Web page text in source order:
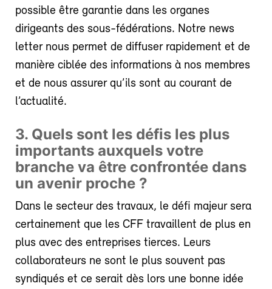
possible être garantie dans les organes
dirigeants des sous-fédérations. Notre news
letter nous permet de diffuser rapidement et de
manière ciblée des informations à nos membres
et de nous assurer qu’ils sont au courant de
l’actualité.
3. Quels sont les défis les plus
importants auxquels votre
branche va être confrontée dans
un avenir proche ?
Dans le secteur des travaux, le défi majeur sera
certainement que les CFF travaillent de plus en
plus avec des entreprises tierces. Leurs
collaborateurs ne sont le plus souvent pas
syndiqués et ce serait dès lors une bonne idée